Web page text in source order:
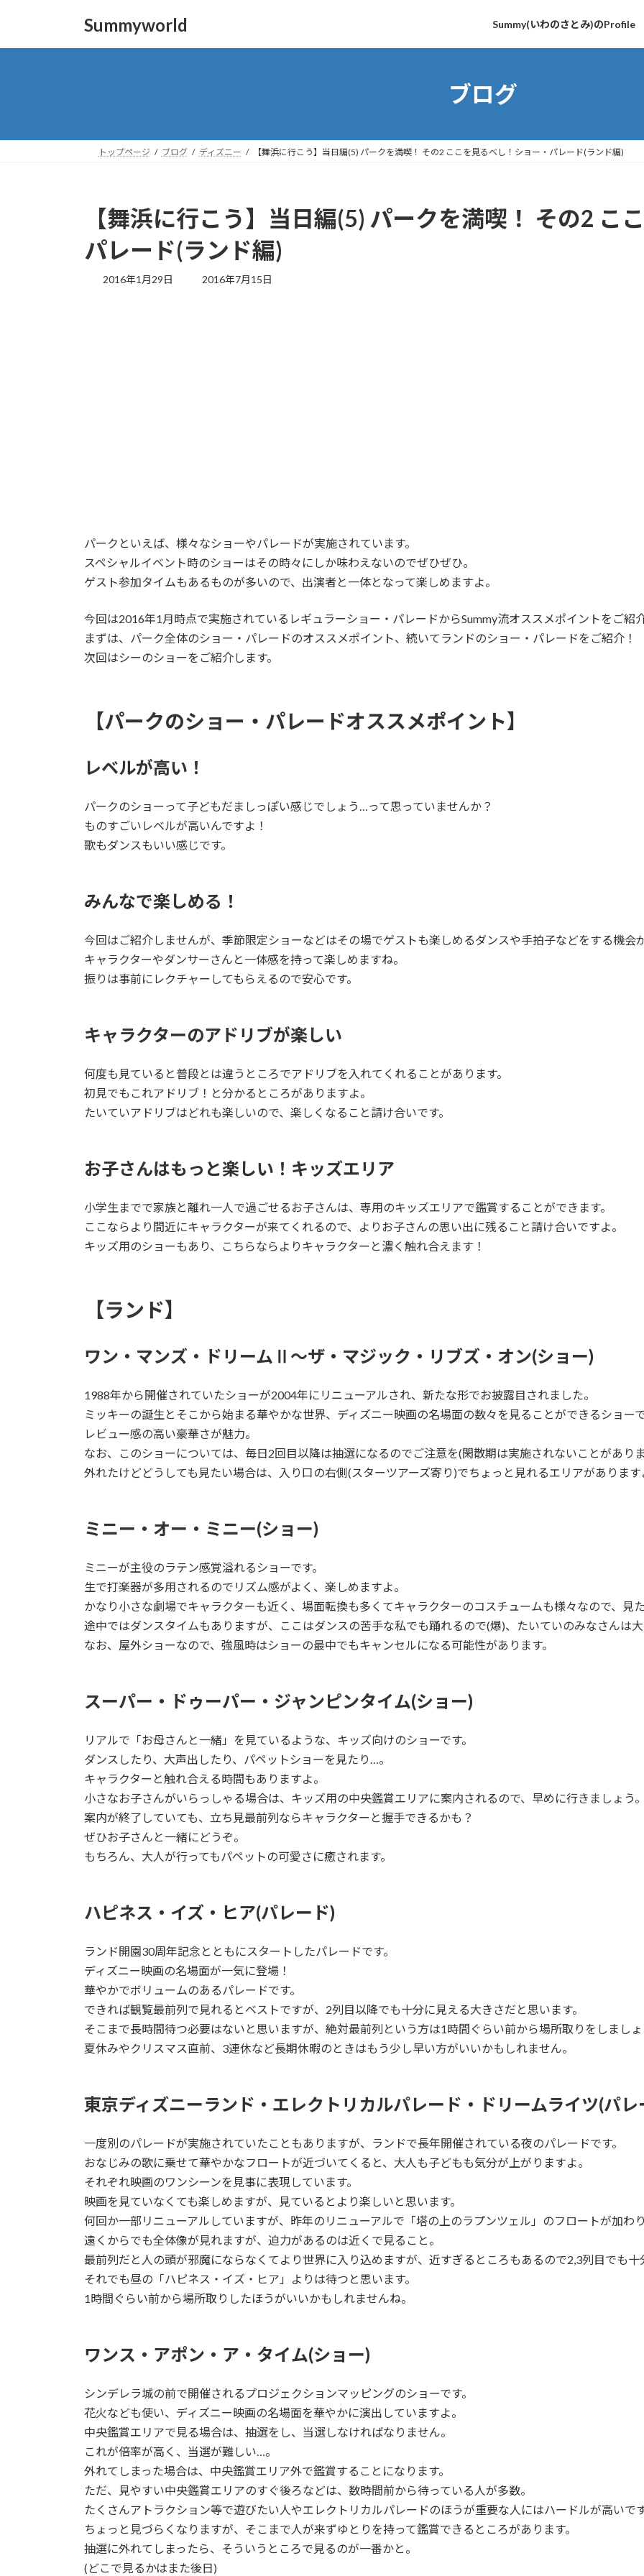
Summyworld Summy(いわのさとみ)のProfile
ブログ
トップページ ブログ ディズニー 【舞浜に行こう】当日編(5) パークを満喫！ その2 ここを見るべし！ショー・パレード(ランド編)
【舞浜に行こう】当日編(5) パークを満喫！ その2 こ
パレード(ランド編)
2016年1月29日
最
2016年7月15日
パークといえば、様々なショーやパレードが実施されています。
スペシャルイベント時のショーはその時々にしか味わえないのでぜひぜひ。
ゲスト参加タイムもあるものが多いので、出演者と一体となって楽しめますよ。
今回は2016年1月時点で実施されているレギュラーショー・パレードからSummy流オススメポイントをご紹介
まずは、パーク全体のショー・パレードのオススメポイント、続いてランドのショー・パレードをご紹介！
次回はシーのショーをご紹介します。
【パークのショー・パレードオススメポイント】
レベルが高い！
パークのショーって子どもだましっぽい感じでしょう…って思っていませんか？
ものすごいレベルが高いんですよ！
歌もダンスもいい感じです。
みんなで楽しめる！
今回はご紹介しませんが、季節限定ショーなどはその場でゲストも楽しめるダンスや手拍子などをする機会が
キャラクターやダンサーさんと一体感を持って楽しめますね。
振りは事前にレクチャーしてもらえるので安心です。
キャラクターのアドリブが楽しい
何度も見ていると普段とは違うところでアドリブを入れてくれることがあります。
初見でもこれアドリブ！と分かるところがありますよ。
たいていアドリブはどれも楽しいので、楽しくなること請け合いです。
お子さんはもっと楽しい！キッズエリア
小学生までで家族と離れ一人で過ごせるお子さんは、専用のキッズエリアで鑑賞することができます。
ここならより間近にキャラクターが来てくれるので、よりお子さんの思い出に残ること請け合いですよ。
キッズ用のショーもあり、こちらならよりキャラクターと濃く触れ合えます！
【ランド】
ワン・マンズ・ドリームⅡ〜ザ・マジック・リブズ・オン(ショー)
1988年から開催されていたショーが2004年にリニューアルされ、新たな形でお披露目されました。
ミッキーの誕生とそこから始まる華やかな世界、ディズニー映画の名場面の数々を見ることができるショーで
レビュー感の高い豪華さが魅力。
なお、このショーについては、毎日2回目以降は抽選になるのでご注意を(閑散期は実施されないことがありま
外れたけどどうしても見たい場合は、入り口の右側(スターツアーズ寄り)でちょっと見れるエリアがあります
ミニー・オー・ミニー(ショー)
ミニーが主役のラテン感覚溢れるショーです。
生で打楽器が多用されるのでリズム感がよく、楽しめますよ。
かなり小さな劇場でキャラクターも近く、場面転換も多くてキャラクターのコスチュームも様々なので、見た
途中ではダンスタイムもありますが、ここはダンスの苦手な私でも踊れるので(爆)、たいていのみなさんは大
なお、屋外ショーなので、強風時はショーの最中でもキャンセルになる可能性があります。
スーパー・ドゥーパー・ジャンピンタイム(ショー)
リアルで「お母さんと一緒」を見ているような、キッズ向けのショーです。
ダンスしたり、大声出したり、パペットショーを見たり…。
キャラクターと触れ合える時間もありますよ。
小さなお子さんがいらっしゃる場合は、キッズ用の中央鑑賞エリアに案内されるので、早めに行きましょう。
案内が終了していても、立ち見最前列ならキャラクターと握手できるかも？
ぜひお子さんと一緒にどうぞ。
もちろん、大人が行ってもパペットの可愛さに癒されます。
ハピネス・イズ・ヒア(パレード)
ランド開園30周年記念とともにスタートしたパレードです。
ディズニー映画の名場面が一気に登場！
華やかでボリュームのあるパレードです。
できれば観覧最前列で見れるとベストですが、2列目以降でも十分に見える大きさだと思います。
そこまで長時間待つ必要はないと思いますが、絶対最前列という方は1時間ぐらい前から場所取りをしましょ
夏休みやクリスマス直前、3連休など長期休暇のときはもう少し早い方がいいかもしれません。
東京ディズニーランド・エレクトリカルパレード・ドリームライツ(パレ
一度別のパレードが実施されていたこともありますが、ランドで長年開催されている夜のパレードです。
おなじみの歌に乗せて華やかなフロートが近づいてくると、大人も子どもも気分が上がりますよ。
それぞれ映画のワンシーンを見事に表現しています。
映画を見ていなくても楽しめますが、見ているとより楽しいと思います。
何回か一部リニューアルしていますが、昨年のリニューアルで「塔の上のラプンツェル」のフロートが加わ
遠くからでも全体像が見れますが、迫力があるのは近くで見ること。
最前列だと人の頭が邪魔にならなくてより世界に入り込めますが、近すぎるところもあるので2,3列目でも十
それでも昼の「ハピネス・イズ・ヒア」よりは待つと思います。
1時間ぐらい前から場所取りしたほうがいいかもしれませんね。
ワンス・アポン・ア・タイム(ショー)
シンデレラ城の前で開催されるプロジェクションマッピングのショーです。
花火なども使い、ディズニー映画の名場面を華やかに演出していますよ。
中央鑑賞エリアで見る場合は、抽選をし、当選しなければなりません。
これが倍率が高く、当選が難しい…。
外れてしまった場合は、中央鑑賞エリア外で鑑賞することになります。
ただ、見やすい中央鑑賞エリアのすぐ後ろなどは、数時間前から待っている人が多数。
たくさんアトラクション等で遊びたい人やエレクトリカルパレードのほうが重要な人にはハードルが高いです
ちょっと見づらくなりますが、そこまで人が来ずゆとりを持って鑑賞できるところがあります。
抽選に外れてしまったら、そういうところで見るのが一番かと。
(どこで見るかはまた後日)